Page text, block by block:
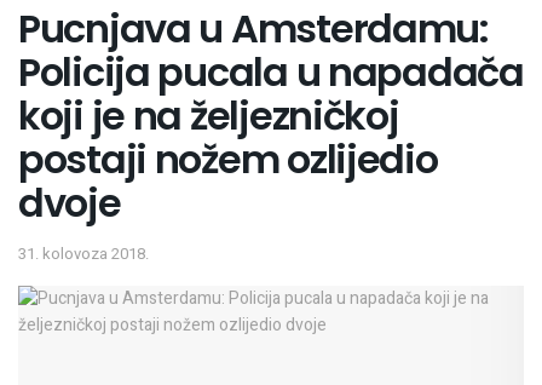
Pucnjava u Amsterdamu:
Policija pucala u napadača
koji je na željezničkoj
postaji nožem ozlijedio
dvoje
31. kolovoza 2018.